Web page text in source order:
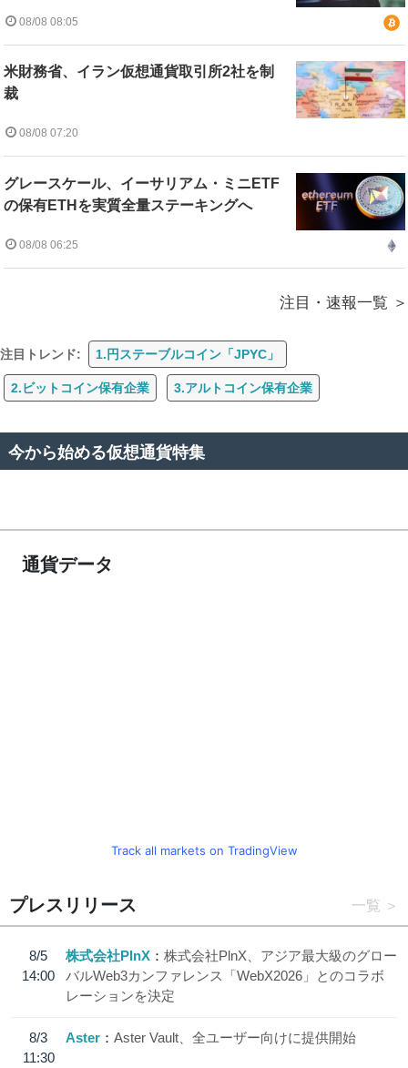
08/08 08:05
米財務省、イラン仮想通貨取引所2社を制
裁
08/08 07:20
グレースケール、イーサリアム・ミニETF
の保有ETHを実質全量ステーキングへ
08/08 06:25
注目・速報一覧
注目トレンド: 1.円ステーブルコイン「JPYC」
2.ビットコイン保有企業 3.アルトコイン保有企業
今から始める仮想通貨特集
通貨データ
Track all markets on TradingView
プレスリリース 一覧
8/5
14:00
株式会社PlnX
株式会社PlnX、アジア最大級のグロー
バルWeb3カンファレンス「WebX2026」とのコラボ
レーションを決定
8/3
11:30
Aster Aster Vault、全ユーザー向けに提供開始